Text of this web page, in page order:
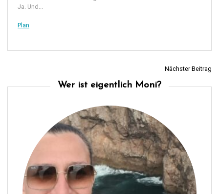
Ja. Und...
Plan
e
Nächster Beitrag
Wer ist eigentlich Moni?